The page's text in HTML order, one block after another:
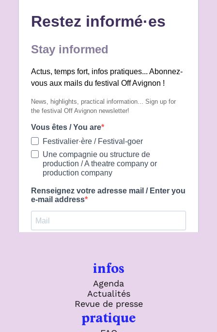
infos
Agenda
Actualités
Revue de presse
pratique